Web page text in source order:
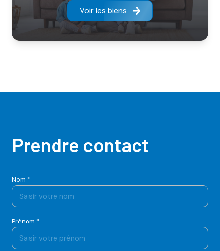
Voir les biens
Prendre contact
Nom *
Prénom *